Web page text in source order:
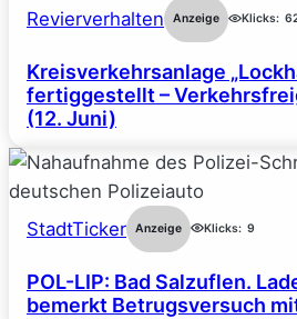
Revierverhalten Anzeige Klicks:
Kreisverkehrsanlage
fertiggestellt –
(12. Juni)
StadtTicker Anzeige Klicks: 9
POL-LIP: Bad Salzuflen.
bemerkt Betrugsversuch